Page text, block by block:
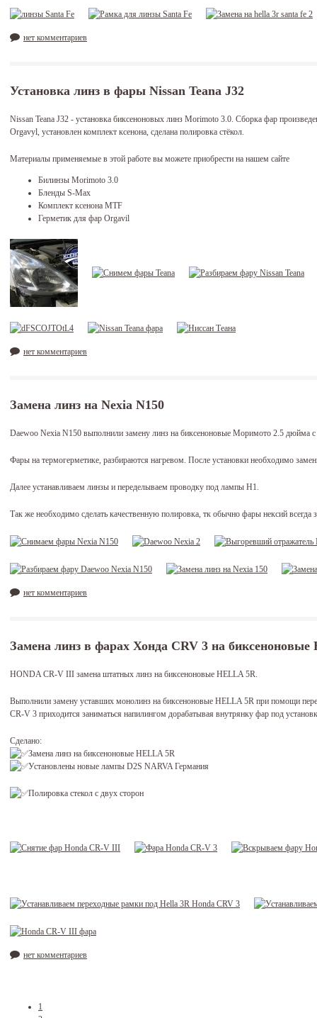
нет комментариев
Установка линз в фары Nissan Teana J32
Nissan Teana J32 - установка биксеноновых линз Morimoto 3.0. Сборка фар
Orgavyl, установлен комплект ксенона, сделана полировка стёкол.
Материалы применяемые в этой работе вы можете приобрести на нашем сайте
Билинзы Morimoto 3.0
Бленды S-Max
Комплект ксенона MTF
Герметик для фар Orgavil
нет комментариев
Замена линз на Nexia N150
Daewoo Nexia N150 выполнили замену линз на биксеноновые Моримото 2.5 дюйма
Фары на термогерметике, разбираются нагревом. После установки необходимо
Далее устанавливаем линзы и переделываем проводку под лампы H1.
Так же необходимо сделать качественную полировка, тк обычно фары нексий всегда
нет комментариев
Замена линз в фарах Хонда CRV 3 на
HONDA CR-V III замена штатных линз на биксеноновые HELLA 5R.
Выполнили замену уставших монолинз на биксеноновые HELLA 5R при помощи
CR-V 3 приходится заниматься напилингом дорабатывая внутрянку фар под
Сделано:
Замена линз на биксеноновые HELLA 5R
Установлены новые лампы D2S NARVA Германия
Полировка стекол с двух сторон
нет комментариев
1